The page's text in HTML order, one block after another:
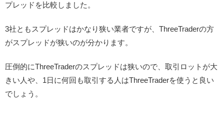
プレッドを比較しました。
3社ともスプレッドはかなり狭い業者ですが、ThreeTraderの方
がスプレッドが狭いのが分かります。
圧倒的にThreeTraderのスプレッドは狭いので、取引ロットが大
きい人や、1日に何回も取引する人はThreeTraderを使うと良い
でしょう。